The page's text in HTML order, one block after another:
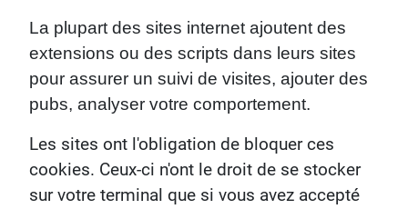
La plupart des sites internet ajoutent des
extensions ou des scripts dans leurs sites
pour assurer un suivi de visites, ajouter des
pubs, analyser votre comportement.
Les sites ont l'obligation de bloquer ces
cookies. Ceux-ci n'ont le droit de se stocker
sur votre terminal que si vous avez accepté